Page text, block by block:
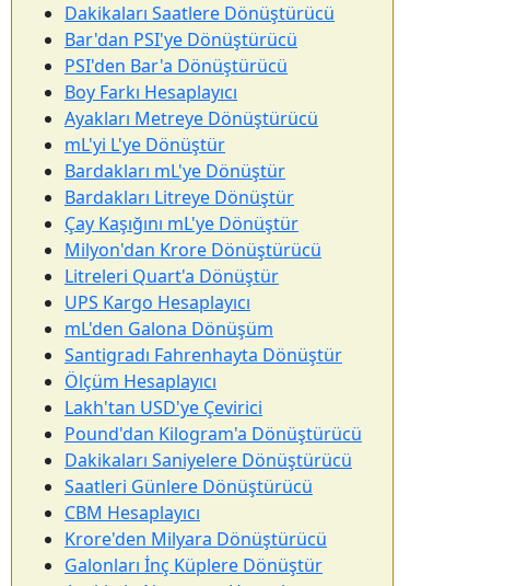
Dakikaları Saatlere Dönüştürücü
Bar'dan PSI'ye Dönüştürücü
PSI'den Bar'a Dönüştürücü
Boy Farkı Hesaplayıcı
Ayakları Metreye Dönüştürücü
mL'yi L'ye Dönüştür
Bardakları mL'ye Dönüştür
Bardakları Litreye Dönüştür
Çay Kaşığını mL'ye Dönüştür
Milyon'dan Krore Dönüştürücü
Litreleri Quart'a Dönüştür
UPS Kargo Hesaplayıcı
mL'den Galona Dönüşüm
Santigradı Fahrenhayta Dönüştür
Ölçüm Hesaplayıcı
Lakh'tan USD'ye Çevirici
Pound'dan Kilogram'a Dönüştürücü
Dakikaları Saniyelere Dönüştürücü
Saatleri Günlere Dönüştürücü
CBM Hesaplayıcı
Krore'den Milyara Dönüştürücü
Galonları İnç Küplere Dönüştür